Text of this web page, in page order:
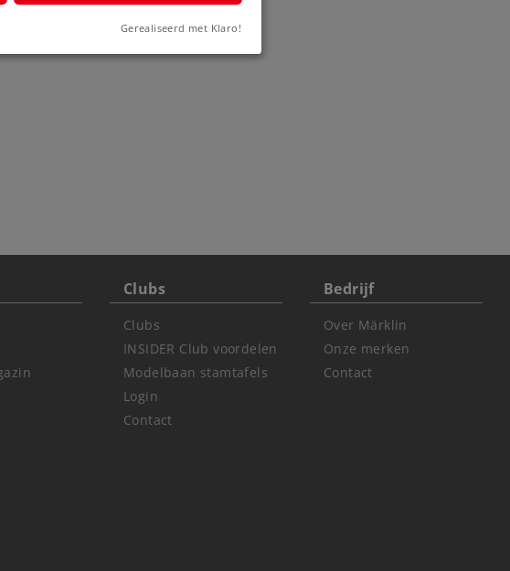
Clubs
Clubs
INSIDER Club voordelen
Modelbaan stamtafels
Login
Contact
Bedrijf
Over Märklin
Onze merken
Contact
Gerealiseerd met Klaro!